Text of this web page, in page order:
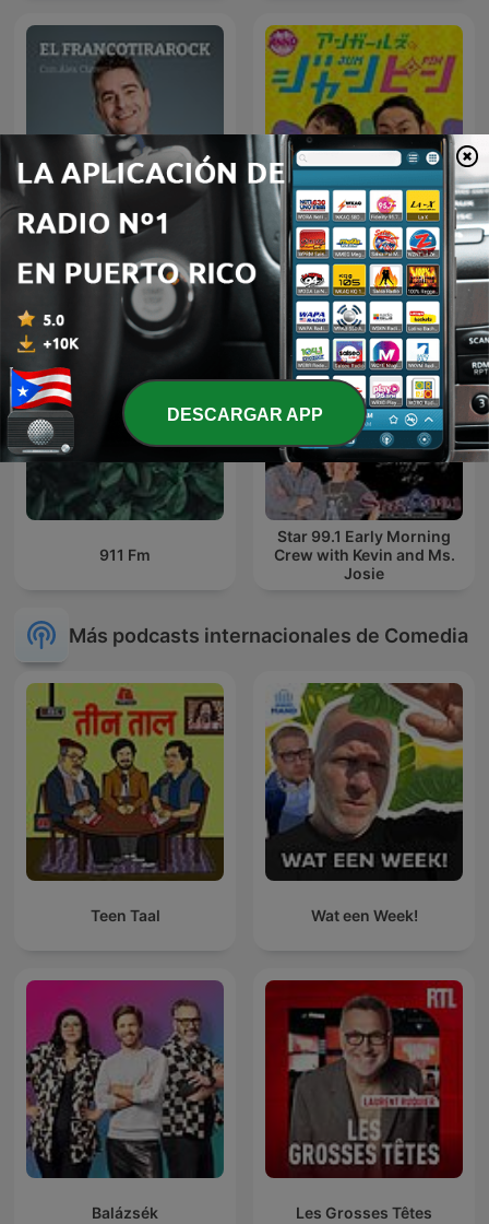
El Francotirarock
アンガールズのジャンピン[-
オールナイトニッポン
PODCAST-]
911 Fm
Star 99.1 Early Morning
Crew with Kevin and Ms.
Josie
Más podcasts internacionales de Comedia
Teen Taal Wat een Week!
Balázsék Les Grosses Têtes
DESCARGAR APP